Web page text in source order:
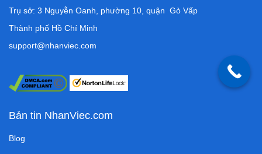
Trụ sở: 3 Nguyễn Oanh, phường 10, quận Gò Vấp
Thành phố Hồ Chí Minh
support@nhanviec.com
Bản tin NhanViec.com
Blog